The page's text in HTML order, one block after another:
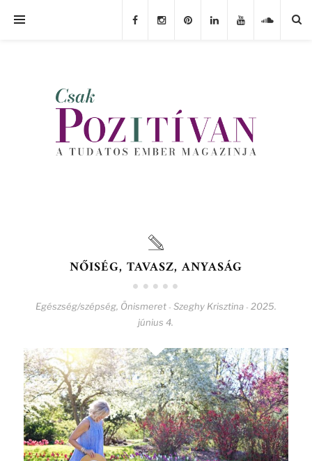
NŐISÉG, TAVASZ, ANYASÁG
Egészség/szépség, Önismeret - Szeghy Krisztina - 2025.
június 4.